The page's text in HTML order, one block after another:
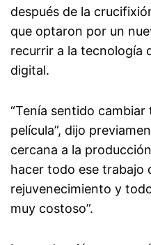
después de la
que optaron por un
recurrir a la tecnología
digital.
“Tenía sentido
película”, dijo
cercana a la
hacer todo ese trabajo
rejuvenecimiento y
muy costoso”.